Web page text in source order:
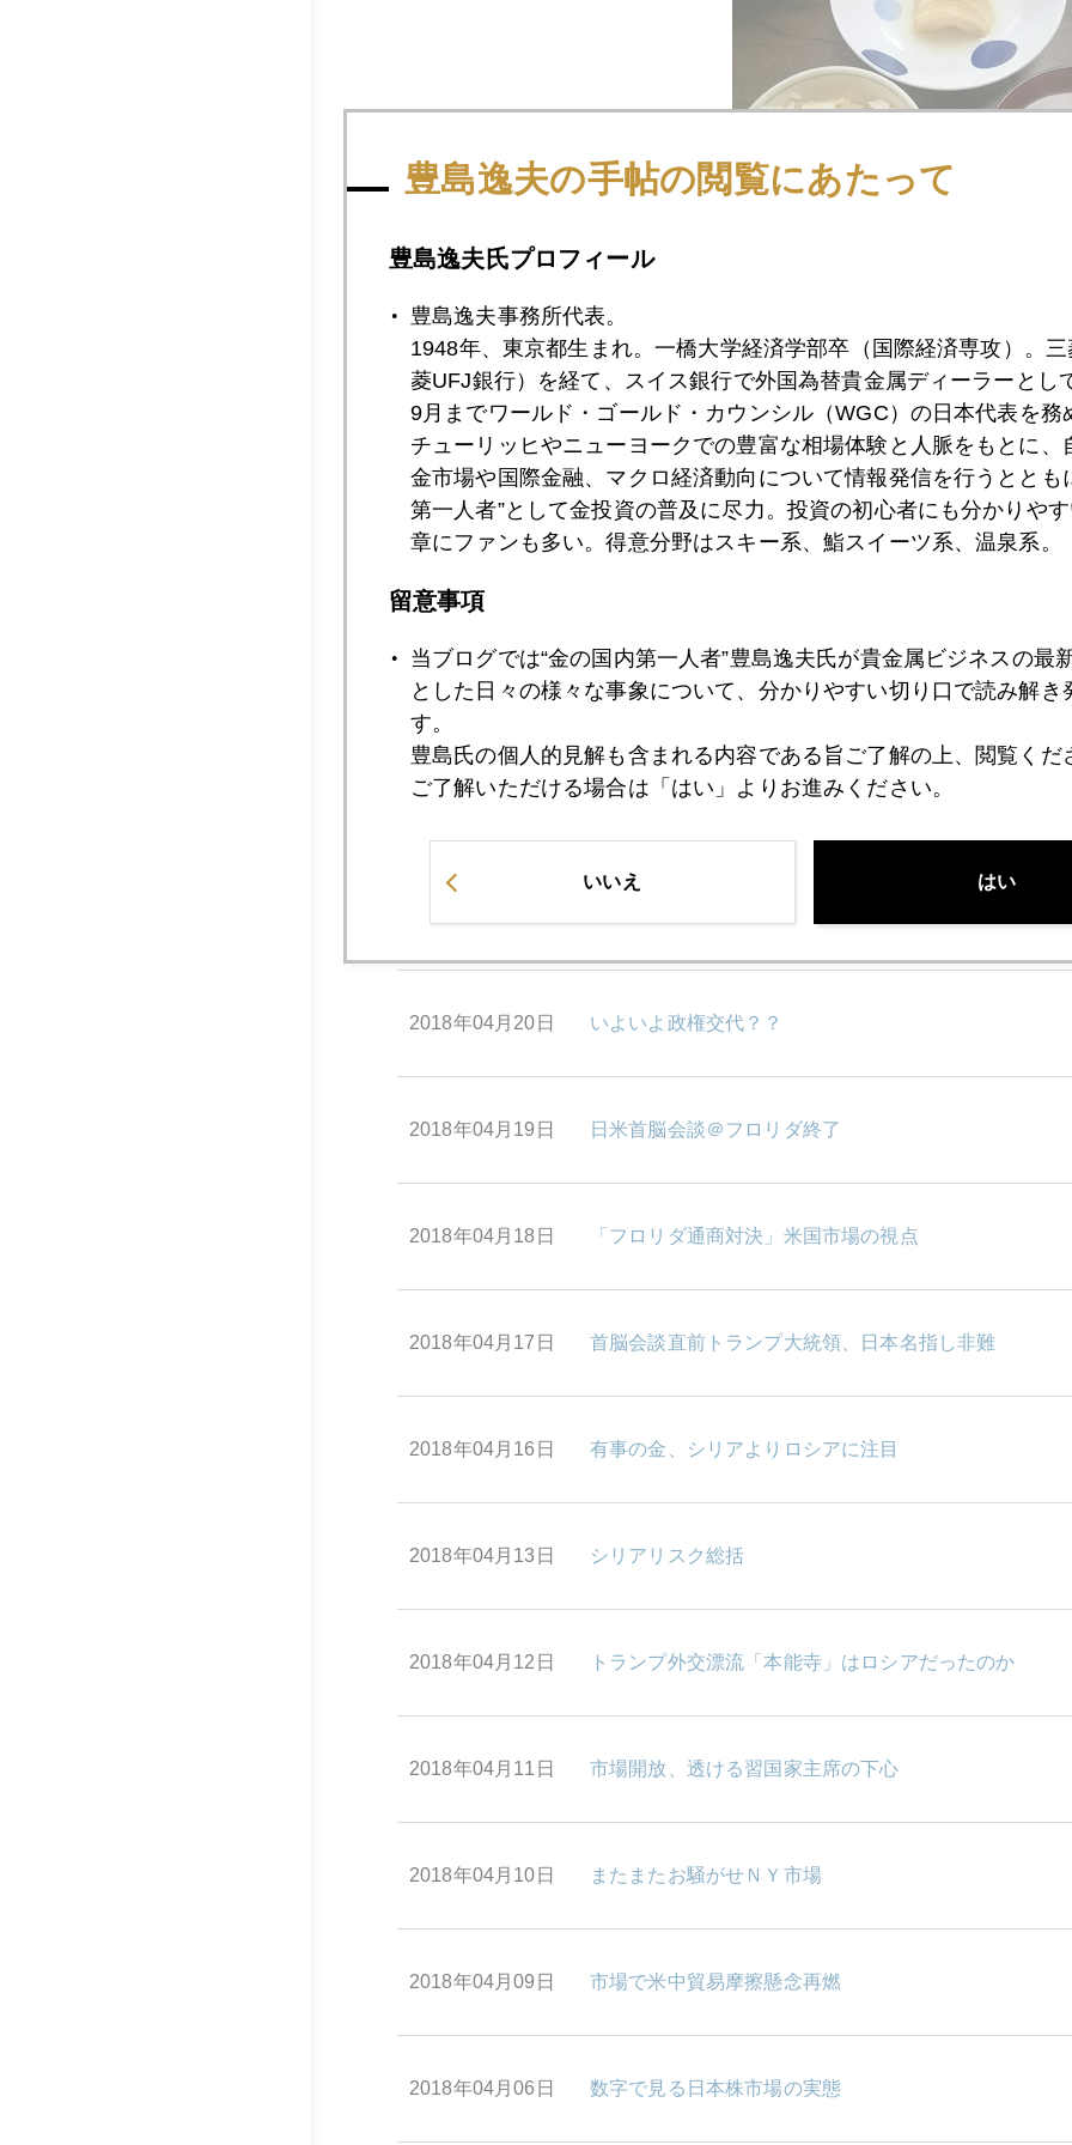
2018年 1月 2月 3月 4月 5月 6月 7月
2018年04月27日 中国ミレ二アル世代の悩み
2018年04月26日
2018年04月25日 ３％ショック、日本にも波及
2018年04月20日 いよいよ政権交代？？
2018年04月19日 日米首脳会談＠フロリダ終了
2018年04月18日 「フロリダ通商対決」米国市場の視点
2018年04月17日 首脳会談直前トランプ大統領、日本名指し非難
2018年04月16日 有事の金、シリアよりロシアに注目
2018年04月13日 シリアリスク総括
2018年04月12日 トランプ外交漂流「本能寺」はロシアだったのか
2018年04月11日 市場開放、透ける習国家主席の下心
2018年04月10日 またまたお騒がせＮＹ市場
2018年04月09日 市場で米中貿易摩擦懸念再燃
2018年04月06日 数字で見る日本株市場の実態
豊島逸夫の手帖の閲覧にあたって
豊島逸夫氏プロフィール
豊島逸夫事務所代表。
1948年、東京都生まれ。一橋大学経済学部卒（国際経済専攻）。
菱UFJ銀行）を経て、スイス銀行で外国為替貴金属ディーラーとし
9月までワールド・ゴールド・カウンシル（WGC）の日本代表を務
チューリッヒやニューヨークでの豊富な相場体験と人脈をもとに、
金市場や国際金融、マクロ経済動向について情報発信を行うととも
第一人者”として金投資の普及に尽力。投資の初心者にも分かりや
章にファンも多い。得意分野はスキー系、鮨スイーツ系、温泉系。
留意事項
当ブログでは“金の国内第一人者”豊島逸夫氏が貴金属ビジネスの最
とした日々の様々な事象について、分かりやすい切り口で読み解き
す。
豊島氏の個人的見解も含まれる内容である旨ご了解の上、閲覧くだ
ご了解いただける場合は「はい」よりお進みください。
いいえ はい